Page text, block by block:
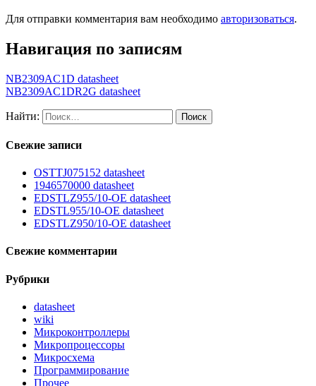
Для отправки комментария вам необходимо авторизоваться.
Навигация по записям
NB2309AC1D datasheet
NB2309AC1DR2G datasheet
Найти:
Свежие записи
OSTTJ075152 datasheet
1946570000 datasheet
EDSTLZ955/10-OE datasheet
EDSTL955/10-OE datasheet
EDSTLZ950/10-OE datasheet
Свежие комментарии
Рубрики
datasheet
wiki
Микроконтроллеры
Микропроцессоры
Микросхема
Программирование
Прочее